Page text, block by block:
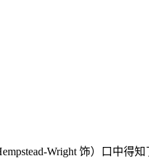
Wright 饰）口中得